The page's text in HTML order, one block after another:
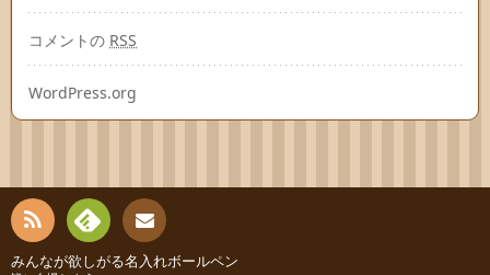
コメントの RSS
WordPress.org
RSS Fee 連絡
みんなが欲しがる名入れボールペン